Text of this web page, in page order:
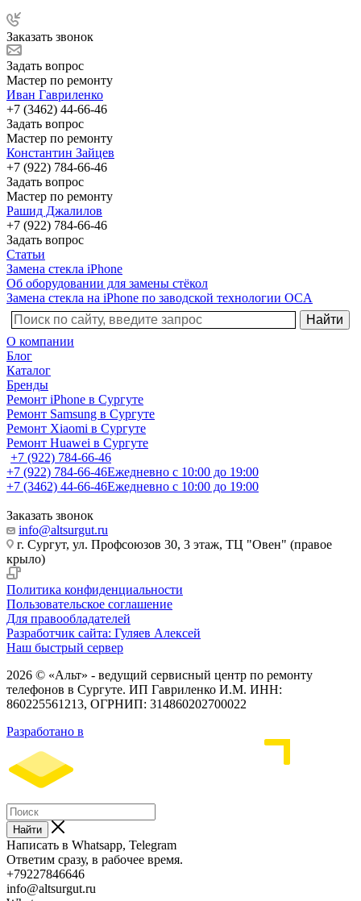
Заказать звонок
Задать вопрос
Мастер по ремонту
Иван Гавриленко
+7 (3462) 44-66-46
Задать вопрос
Мастер по ремонту
Константин Зайцев
+7 (922) 784-66-46
Задать вопрос
Мастер по ремонту
Рашид Джалилов
+7 (922) 784-66-46
Задать вопрос
Статьи
Замена стекла iPhone
Об оборудовании для замены стёкол
Замена стекла на iPhone по заводской технологии OCA
О компании
Блог
Каталог
Бренды
Ремонт iPhone в Сургуте
Ремонт Samsung в Сургуте
Ремонт Xiaomi в Сургуте
Ремонт Huawei в Сургуте
+7 (922) 784-66-46
+7 (922) 784-66-46Ежедневно с 10:00 до 19:00
+7 (3462) 44-66-46Ежедневно с 10:00 до 19:00
Заказать звонок
info@altsurgut.ru
г. Сургут, ул. Профсоюзов 30, 3 этаж, ТЦ "Овен" (правое
крыло)
Политика конфиденциальности
Пользовательское соглашение
Для правообладателей
Разработчик сайта: Гуляев Алексей
Наш быстрый сервер
2026 © «Альт» - ведущий сервисный центр по ремонту
телефонов в Сургуте. ИП Гавриленко И.М. ИНН:
860225561213, ОГРНИП: 314860202700022
Разработано в
Найти
Написать в Whatsapp, Telegram
Ответим сразу, в рабочее время.
+79227846646
info@altsurgut.ru